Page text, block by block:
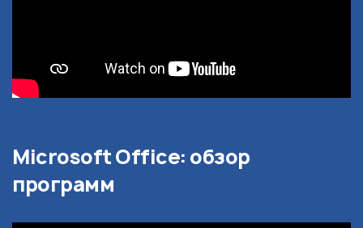
Microsoft Office: обзор
программ